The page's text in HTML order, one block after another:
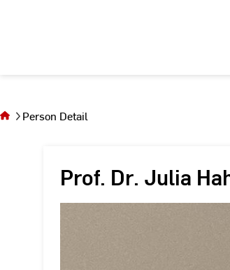
the
pagePerson Detail
Prof. Dr. Julia